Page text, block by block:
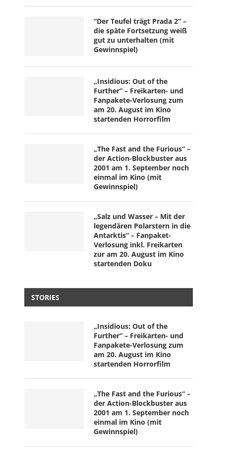
“Der Teufel trägt Prada 2” –
die späte Fortsetzung weiß
gut zu unterhalten (mit
Gewinnspiel)
„Insidious: Out of the
Further“ – Freikarten- und
Fanpakete-Verlosung zum
am 20. August im Kino
startenden Horrorfilm
„The Fast and the Furious“ –
der Action-Blockbuster aus
2001 am 1. September noch
einmal im Kino (mit
Gewinnspiel)
„Salz und Wasser – Mit der
legendären Polarstern in die
Antarktis“ – Fanpaket-
Verlosung inkl. Freikarten
zur am 20. August im Kino
startenden Doku
STORIES
„Insidious: Out of the
Further“ – Freikarten- und
Fanpakete-Verlosung zum
am 20. August im Kino
startenden Horrorfilm
„The Fast and the Furious“ –
der Action-Blockbuster aus
2001 am 1. September noch
einmal im Kino (mit
Gewinnspiel)